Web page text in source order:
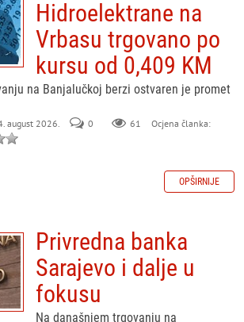
Hidroelektrane na
Vrbasu trgovano po
kursu od 0,409 KM
na Banjalučkoj berzi ostvaren je promet
august 2026. 0 61
Ocjena članka:
OPŠIRNIJE
Privredna banka
Sarajevo i dalje u
fokusu
Na današnjem trgovanju na